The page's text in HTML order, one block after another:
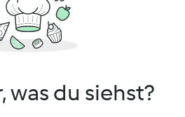
was du siehst?